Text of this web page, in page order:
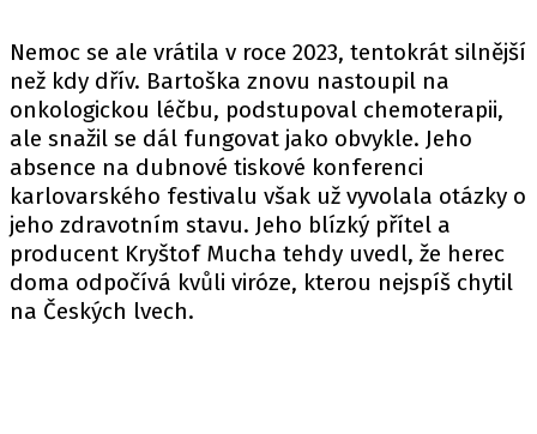
Nemoc se ale vrátila v roce 2023, tentokrát silnější
než kdy dřív. Bartoška znovu nastoupil na
onkologickou léčbu, podstupoval chemoterapii,
ale snažil se dál fungovat jako obvykle. Jeho
absence na dubnové tiskové konferenci
karlovarského festivalu však už vyvolala otázky o
jeho zdravotním stavu. Jeho blízký přítel a
producent Kryštof Mucha tehdy uvedl, že herec
doma odpočívá kvůli viróze, kterou nejspíš chytil
na Českých lvech.